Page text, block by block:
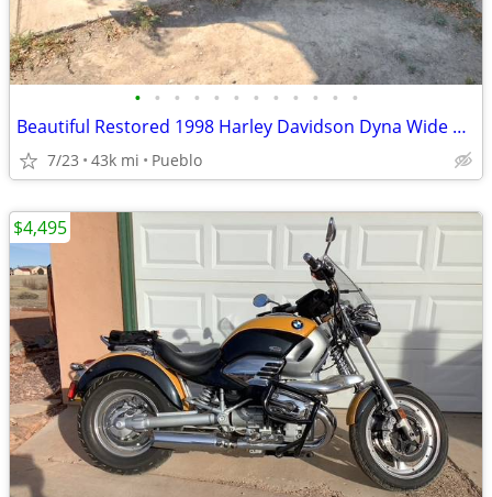
• • • • • • • • • • • •
Beautiful Restored 1998 Harley Davidson Dyna Wide Glide
7/23 43k mi Pueblo
$4,495